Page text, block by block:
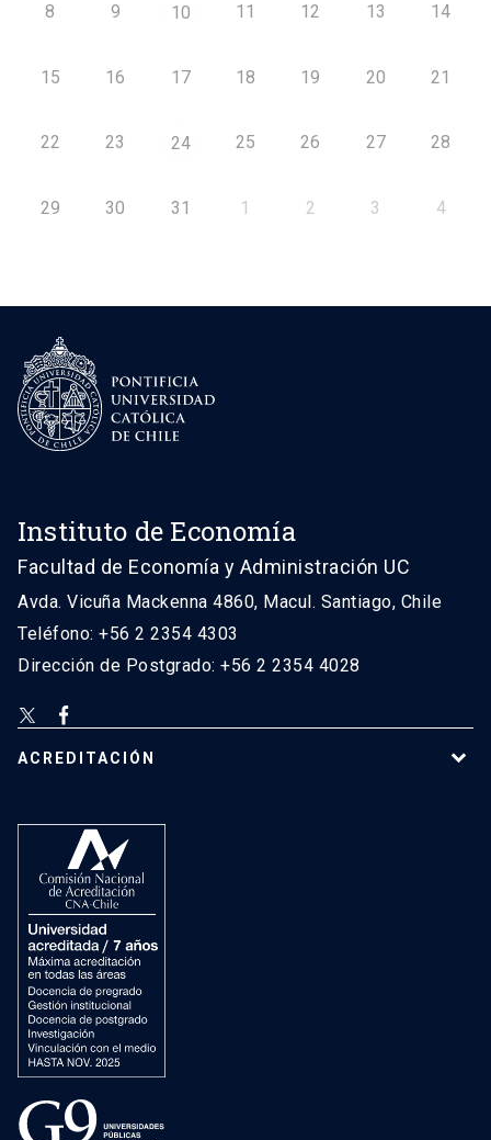
8 9 10 11 12 13 14
15 16 17 18 19 20 21
22 23 24 25 26 27 28
29 30 31 1 2 3 4
Instituto de Economía
Facultad de Economía y Administración UC
Avda. Vicuña Mackenna 4860, Macul. Santiago, Chile
Teléfono: +56 2 2354 4303
Dirección de Postgrado: +56 2 2354 4028
ACREDITACIÓN